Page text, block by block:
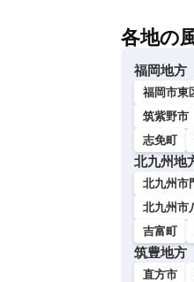
各地の
福岡地方
福岡市東
筑紫野市
志免町
北九州地
北九州市
北九州市
吉富町
筑豊地方
直方市